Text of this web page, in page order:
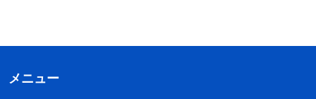
メニュー